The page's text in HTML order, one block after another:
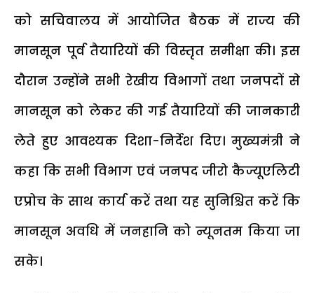
को सचिवालय में आयोजित बैठक में राज्य की
मानसून पूर्व तैयारियों की विस्तृत समीक्षा की। इस
दौरान उन्होंने सभी रेखीय विभागों तथा जनपदों से
मानसून को लेकर की गई तैयारियों की जानकारी
लेते हुए आवश्यक दिशा-निर्देश दिए। मुख्यमंत्री ने
कहा कि सभी विभाग एवं जनपद जीरो कैज्यूएलिटी
एप्रोच के साथ कार्य करें तथा यह सुनिश्चित करें कि
मानसून अवधि में जनहानि को न्यूनतम किया जा
सके।